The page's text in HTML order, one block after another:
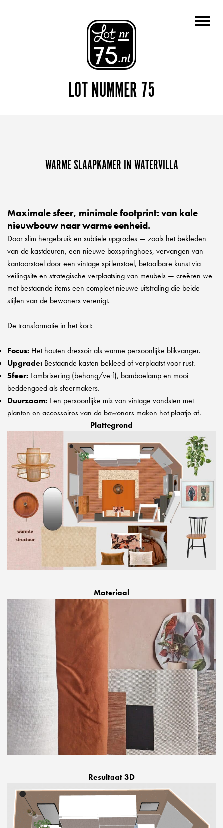
LOT NUMMER 75
WARME SLAAPKAMER IN WATERVILLA
Maximale sfeer, minimale footprint: van kale
nieuwbouw naar warme eenheid.
Door slim hergebruik en subtiele upgrades — zoals het bekleden
van de kastdeuren, een nieuwe boxspringhoes, vervangen van
kantoorstoel door een vintage spijlenstoel, betaalbare kunst via
veilingsite en strategische verplaatsing van meubels — creëren we
met bestaande items een compleet nieuwe uitstraling die beide
stijlen van de bewoners verenigt.
De transformatie in het kort:
Focus: Het houten dressoir als warme persoonlijke blikvanger.
Upgrade: Bestaande kasten bekleed of verplaatst voor rust.
Sfeer: Lambrisering (behang/verf), bamboelamp en mooi
beddengoed als sfeermakers.
Duurzaam: Een persoonlijke mix van vintage vondsten met
planten en accessoires van de bewoners maken het plaatje af.
Plattegrond
Materiaal
Resultaat 3D